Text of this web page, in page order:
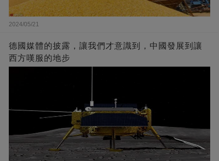
2024/05/21
德國媒體的披露，讓我們才意識到，中國發展到讓
西方嘆服的地步